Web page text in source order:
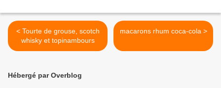
< Tourte de grouse, scotch
whisky et topinambours
macarons rhum coca-cola >
Hébergé par Overblog